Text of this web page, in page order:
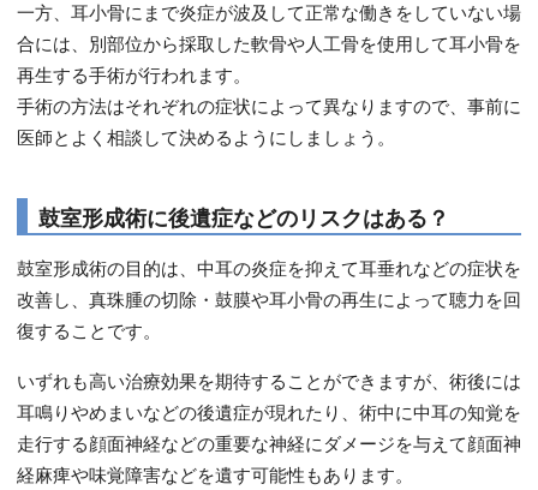
一方、耳小骨にまで炎症が波及して正常な働きをしていない場
合には、別部位から採取した軟骨や人工骨を使用して耳小骨を
再生する手術が行われます。
手術の方法はそれぞれの症状によって異なりますので、事前に
医師とよく相談して決めるようにしましょう。
鼓室形成術に後遺症などのリスクはある？
鼓室形成術の目的は、中耳の炎症を抑えて耳垂れなどの症状を
改善し、真珠腫の切除・鼓膜や耳小骨の再生によって聴力を回
復することです。
いずれも高い治療効果を期待することができますが、術後には
耳鳴りやめまいなどの後遺症が現れたり、術中に中耳の知覚を
走行する顔面神経などの重要な神経にダメージを与えて顔面神
経麻痺や味覚障害などを遺す可能性もあります。